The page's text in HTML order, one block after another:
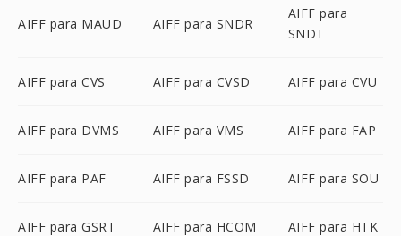
AIFF para MAUD AIFF para SNDR
AIFF para
SNDT
AIFF para CVS AIFF para CVSD AIFF para CVU
AIFF para DVMS AIFF para VMS AIFF para FAP
AIFF para PAF AIFF para FSSD AIFF para SOU
AIFF para GSRT AIFF para HCOM AIFF para HTK